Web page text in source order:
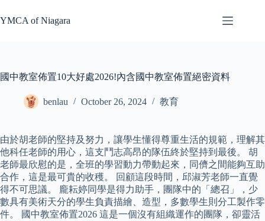
to
content
YMCA of Niagara
國中教室佈置10大好處2026!內含國中教室佈置絕密資料
benlau October 26, 2024 教育
由於胡老師的堅持及努力，讓學生懂得尊重生活的規範，理解其
他科任老師的用心，這支鬥志高昂的隊伍終於堅持到最後。 胡
老師最欣慰的是，全班的學習動力帶動起來，同儕之間能夠互助
合作，這是最可貴的收穫。 回顧這段時間，邱淑芳老師一直覺
得不可思議。 龐耘婷同學是得力助手，團隊中的「總召」，少
數具有美術天分的學生負責描繪、造型，多數學生則分工製作零
件。 國中教室佈置2026 這是一個沒有組織運作的團隊，卻靈活